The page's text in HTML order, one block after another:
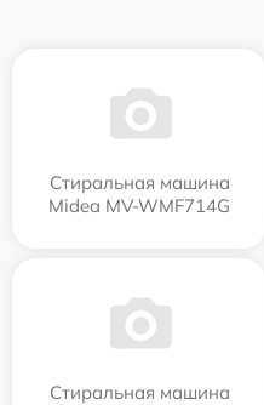
Стиральная машина
Midea MV-WMF714G
Стиральная машина